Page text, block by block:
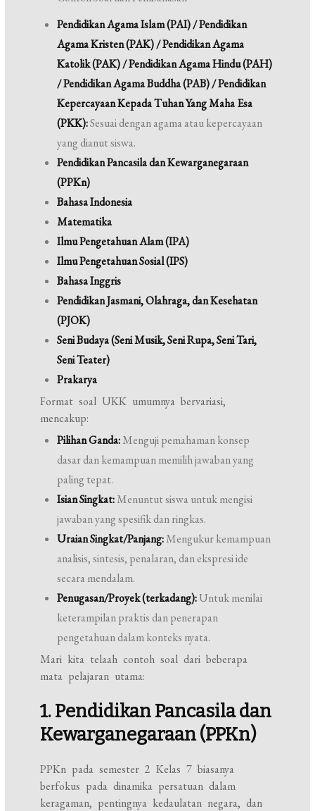
Pendidikan Agama Islam (PAI) / Pendidikan
Agama Kristen (PAK) / Pendidikan Agama
Katolik (PAK) / Pendidikan Agama Hindu (PAH)
/ Pendidikan Agama Buddha (PAB) / Pendidikan
Kepercayaan Kepada Tuhan Yang Maha Esa
(PKK):Sesuai dengan agama atau kepercayaan
yang dianut siswa.
Pendidikan Pancasila dan Kewarganegaraan
(PPKn)
Bahasa Indonesia
Matematika
Ilmu Pengetahuan Alam (IPA)
Ilmu Pengetahuan Sosial (IPS)
Bahasa Inggris
Pendidikan Jasmani, Olahraga, dan Kesehatan
(PJOK)
Seni Budaya (Seni Musik, Seni Rupa, Seni Tari,
Seni Teater)
Prakarya
Format soal UKK umumnya bervariasi,
mencakup:
Pilihan Ganda:Menguji pemahaman konsep
dasar dan kemampuan memilih jawaban yang
paling tepat.
Isian Singkat:Menuntut siswa untuk mengisi
jawaban yang spesifik dan ringkas.
Uraian Singkat/Panjang:Mengukur kemampuan
analisis, sintesis, penalaran, dan ekspresi ide
secara mendalam.
Penugasan/Proyek (terkadang):Untuk menilai
keterampilan praktis dan penerapan
pengetahuan dalam konteks nyata.
Mari kita telaah contoh soal dari beberapa
mata pelajaran utama:
1. Pendidikan Pancasila dan
Kewarganegaraan (PPKn)
PPKn pada semester 2 Kelas 7 biasanya
berfokus pada dinamika persatuan dalam
keragaman, pentingnya kedaulatan negara, dan